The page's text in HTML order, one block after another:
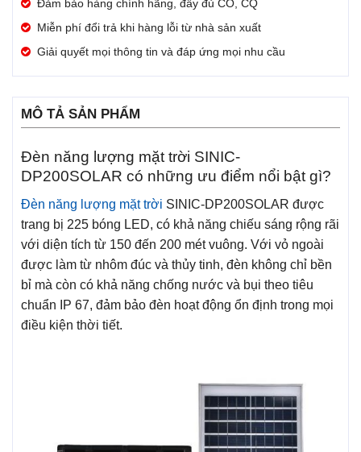
Đảm bảo hàng chính hãng, đầy đủ CO, CQ
Miễn phí đổi trả khi hàng lỗi từ nhà sản xuất
Giải quyết mọi thông tin và đáp ứng mọi nhu cầu
MÔ TẢ SẢN PHẨM
Đèn năng lượng mặt trời SINIC-
DP200SOLAR có những ưu điểm nổi bật gì?
Đèn năng lượng mặt trời SINIC-DP200SOLAR được
trang bị 225 bóng LED, có khả năng chiếu sáng rộng rãi
với diện tích từ 150 đến 200 mét vuông. Với vỏ ngoài
được làm từ nhôm đúc và thủy tinh, đèn không chỉ bền
bỉ mà còn có khả năng chống nước và bụi theo tiêu
chuẩn IP 67, đảm bảo đèn hoạt động ổn định trong mọi
điều kiện thời tiết.